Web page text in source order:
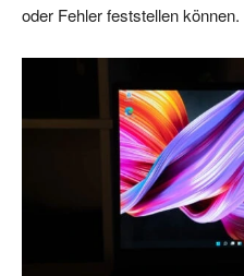
oder Fehler feststellen können.